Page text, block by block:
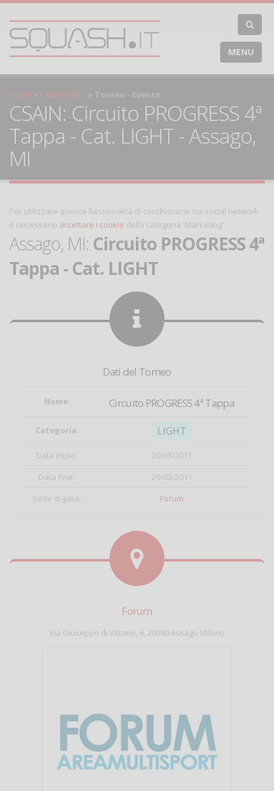
MENU
HOME CALENDARIO Torneo - Evento
CSAIN: Circuito PROGRESS 4ª
Tappa - Cat. LIGHT - Assago,
MI
Per utilizzare questa funzionalità di condivisione sui social network
è necessario accettare i cookie della categoria 'Marketing'
Assago, MI: Circuito PROGRESS 4ª
Tappa - Cat. LIGHT
Dati del Torneo
Nome: Circuito PROGRESS 4ª Tappa
Categoria: LIGHT
Data inizio:
20/03/2011
Data fine:
20/03/2011
Sede di gara:
Forum
Forum
Via Giuseppe di Vittorio, 6, 20090 Assago Milano